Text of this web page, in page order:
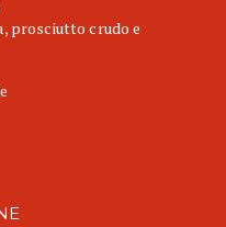
prosciutto crudo e